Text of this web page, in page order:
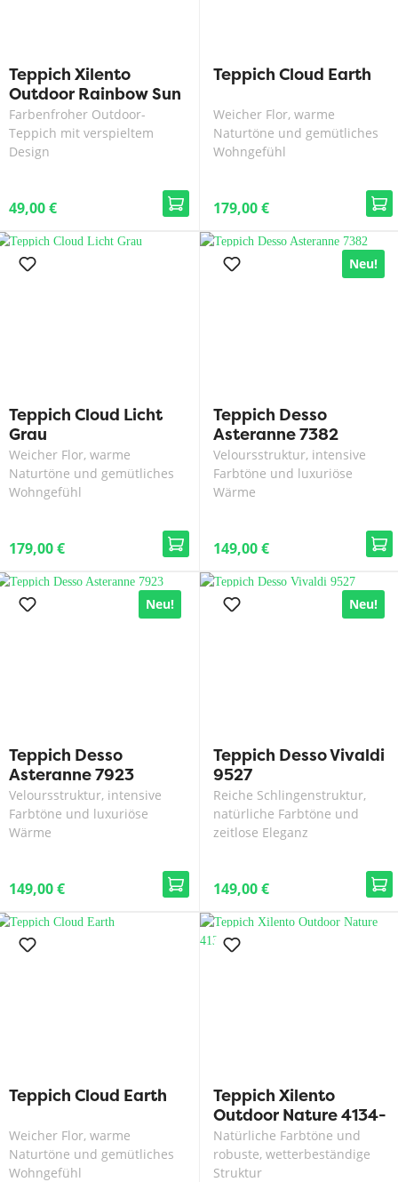
Teppich Xilento
Outdoor Rainbow Sun
Farbenfroher Outdoor-
Teppich mit verspieltem
Design
49,00 €
Teppich Cloud Earth
Weicher Flor, warme
Naturtöne und gemütliches
Wohngefühl
179,00 €
Teppich Cloud Licht
Grau
Weicher Flor, warme
Naturtöne und gemütliches
Wohngefühl
179,00 €
Neu!
Teppich Desso
Asteranne 7382
Veloursstruktur, intensive
Farbtöne und luxuriöse
Wärme
149,00 €
Neu!
Teppich Desso
Asteranne 7923
Veloursstruktur, intensive
Farbtöne und luxuriöse
Wärme
149,00 €
Neu!
Teppich Desso Vivaldi
9527
Reiche Schlingenstruktur,
natürliche Farbtöne und
zeitlose Eleganz
149,00 €
Teppich Cloud Earth
Weicher Flor, warme
Naturtöne und gemütliches
Wohngefühl
Teppich Xilento
Outdoor Nature 4134-
70
Natürliche Farbtöne und
robuste, wetterbeständige
Struktur